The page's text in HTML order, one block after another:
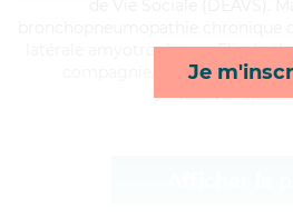
Je
latérale amyotrophique, Elisabeth
compagnie/loisirs, toilette/
lessive/